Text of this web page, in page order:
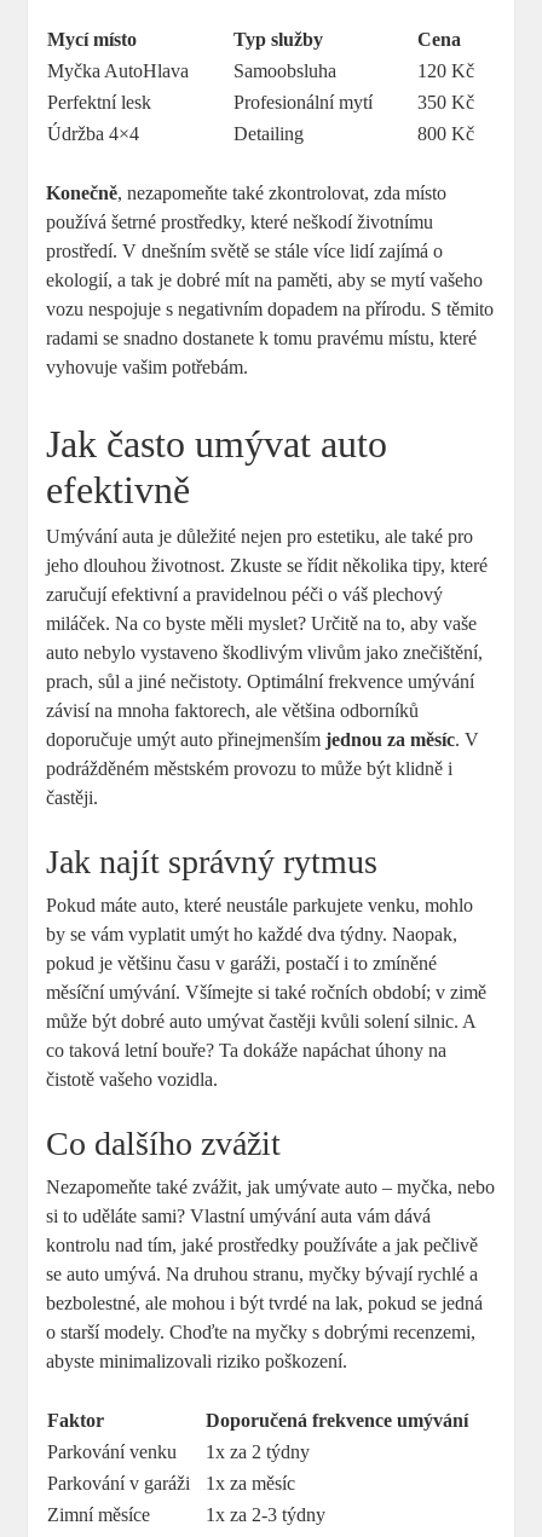
Mycí místo Typ služby
Cena
Myčka AutoHlava
Samoobsluha
120 Kč
Perfektní lesk
Profesionální mytí
350 Kč
Údržba 4×4
Detailing 800 Kč
Konečně, nezapomeňte také zkontrolovat, zda místo
používá šetrné prostředky, které neškodí životnímu
prostředí. V dnešním světě se stále více lidí zajímá o
ekologií, a tak je dobré mít na paměti, aby se mytí vašeho
vozu nespojuje s negativním dopadem na přírodu. S těmito
radami se snadno dostanete k tomu pravému místu, které
vyhovuje vašim potřebám.
Jak často umývat auto
efektivně
Umývání auta je důležité nejen pro estetiku, ale také pro
jeho dlouhou životnost. Zkuste se řídit několika tipy, které
zaručují efektivní a pravidelnou péči o váš plechový
miláček. Na co byste měli myslet? Určitě na to, aby vaše
auto nebylo vystaveno škodlivým vlivům jako znečištění,
prach, sůl a jiné nečistoty. Optimální frekvence umývání
závisí na mnoha faktorech, ale většina odborníků
doporučuje umýt auto přinejmenšímjednou za měsíc. V
podrážděném městském provozu to může být klidně i
častěji.
Jak najít správný rytmus
Pokud máte auto, které neustále parkujete venku, mohlo
by se vám vyplatit umýt ho každé dva týdny. Naopak,
pokud je většinu času v garáži, postačí i to zmíněné
měsíční umývání. Všímejte si také ročních období; v zimě
může být dobré auto umývat častěji kvůli solení silnic. A
co taková letní bouře? Ta dokáže napáchat úhony na
čistotě vašeho vozidla.
Co dalšího zvážit
Nezapomeňte také zvážit, jak umývate auto – myčka, nebo
si to uděláte sami? Vlastní umývání auta vám dává
kontrolu nad tím, jaké prostředky používáte a jak pečlivě
se auto umývá. Na druhou stranu, myčky bývají rychlé a
bezbolestné, ale mohou i být tvrdé na lak, pokud se jedná
o starší modely. Choďte na myčky s dobrými recenzemi,
abyste minimalizovali riziko poškození.
Faktor
Doporučená frekvence umývání
Parkování venku
1x za 2 týdny
Parkování v garáži
1x za měsíc
Zimní měsíce
1x za 2-3 týdny